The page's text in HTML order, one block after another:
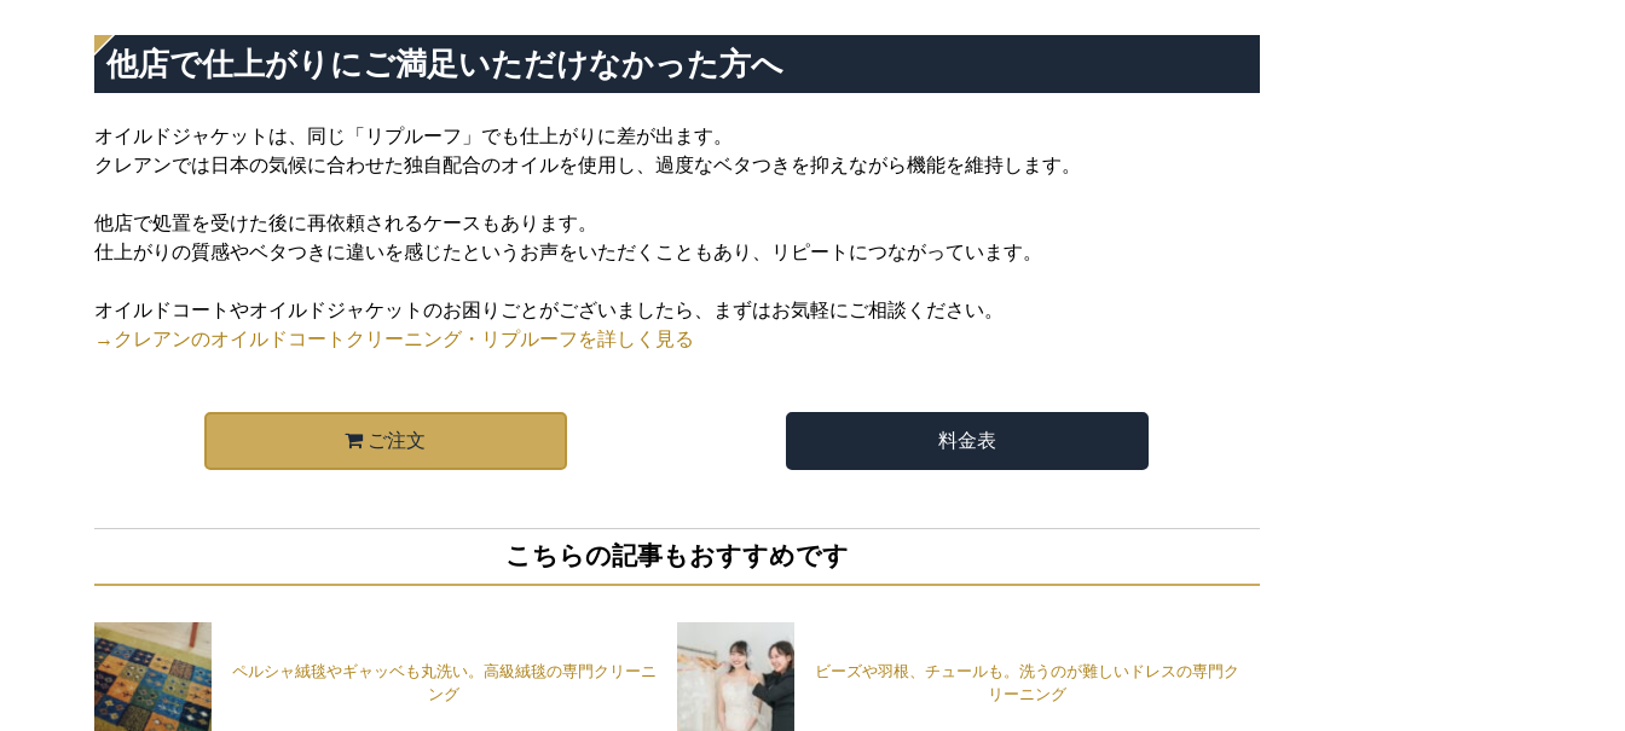
他店で仕上がりにご満足いただけなかった方へ
オイルドジャケットは、同じ「リプルーフ」でも仕上がりに差が出ます。
クレアンでは日本の気候に合わせた独自配合のオイルを使用し、過度なベタつきを抑えながら機能を維持します。
他店で処置を受けた後に再依頼されるケースもあります。
仕上がりの質感やベタつきに違いを感じたというお声をいただくこともあり、リピートにつながっています。
オイルドコートやオイルドジャケットのお困りごとがございましたら、まずはお気軽にご相談ください。
→クレアンのオイルドコートクリーニング・リプルーフを詳しく見る
ご注文 料金表
こちらの記事もおすすめです
ペルシャ絨毯やギャッベも丸洗い。高級絨毯の専門クリーニ
ング
ビーズや羽根、チュールも。洗うのが難しいドレスの専門ク
リーニング